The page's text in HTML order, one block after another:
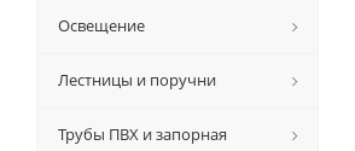
Освещение
Лестницы и поручни
Трубы ПВХ и запорная